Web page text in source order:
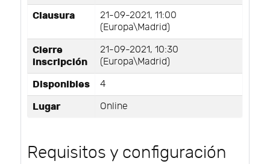
Clausura
21-09-2021, 11:00
(Europa\Madrid)
Cierre
inscripción
21-09-2021, 10:30
(Europa\Madrid)
Disponibles 4
Lugar Online
Requisitos y configuración